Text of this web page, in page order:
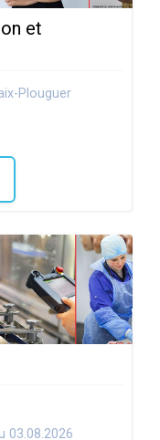
et
Plouguer
03.08.2026